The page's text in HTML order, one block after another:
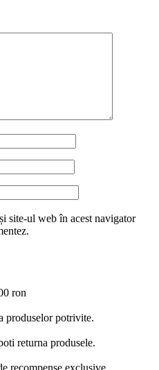
site-ul web în acest navigator
ron
produselor potrivite.
returna produsele.